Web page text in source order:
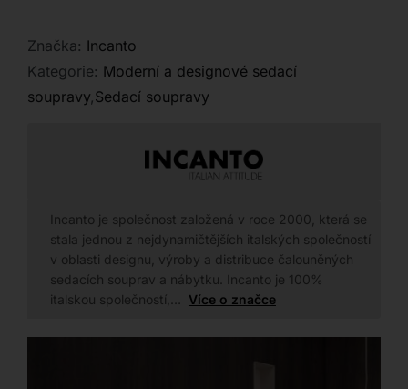
Značka: Incanto
Kategorie: Moderní a designové sedací
soupravy,Sedací soupravy
Incanto je společnost založená v roce 2000, která se
stala jednou z nejdynamičtějších italských společností
v oblasti designu, výroby a distribuce čalouněných
sedacích souprav a nábytku. Incanto je 100%
italskou společností,… Více o značce